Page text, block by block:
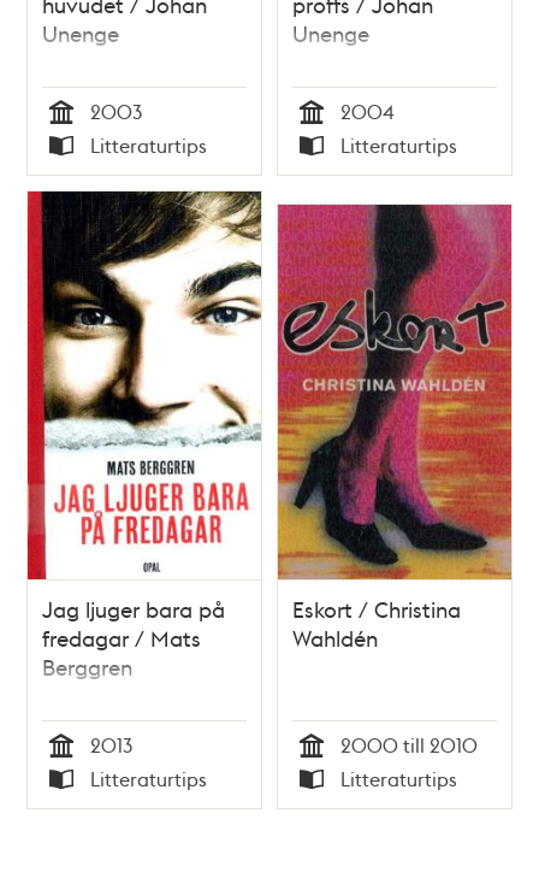
Unenge
Tid
2003
Typ
Litteraturtips
Unenge
Tid
2004
Typ
Litteraturtips
Jag ljuger bara på
fredagar / Mats
Berggren
Tid
2013
Typ
Litteraturtips
Eskort / Christina
Wahldén
Tid
2000 till 2010
Typ
Litteraturtips